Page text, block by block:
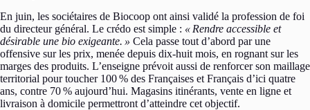
En juin, les sociétaires de Biocoop ont ainsi validé la profession de foi
du directeur général. Le crédo est simple : « Rendre accessible et
désirable une bio exigeante. » Cela passe tout d’abord par une
offensive sur les prix, menée depuis dix-huit mois, en rognant sur les
marges des produits. L’enseigne prévoit aussi de renforcer son maillage
territorial pour toucher 100% des Françaises et Français d’ici quatre
ans, contre 70% aujourd’hui. Magasins itinérants, vente en ligne et
livraison à domicile permettront d’atteindre cet objectif.